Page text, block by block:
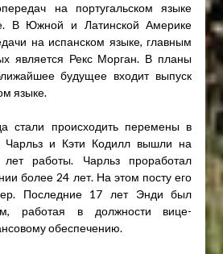
на португальском языке
В Южной и Латинской Америке
на испанском языке, главным
является Рекс Морган. В планы
будущее входит выпуск
языке.
стали происходить перемены в
Чарльз и Кэти Кодилл вышли на
работы. Чарльз проработал
более 24 лет. На этом посту его
Последние 17 лет Энди был
работая в должности вице-
обеспечению.